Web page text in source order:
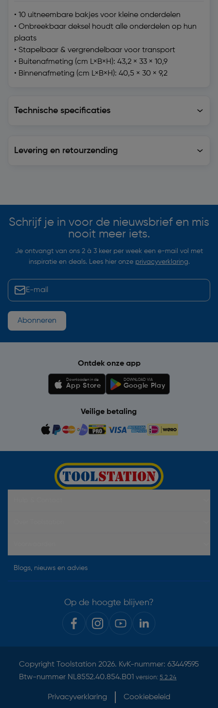
• 10 uitneembare bakjes voor kleine onderdelen
• Onbreekbaar deksel houdt alle onderdelen op hun
plaats
• Stapelbaar & vergrendelbaar voor transport
• Buitenafmeting (cm L×B×H): 43,2 × 33 × 10,9
• Binnenafmeting (cm L×B×H): 40,5 × 30 × 9,2
Technische specificaties
Levering en retourzending
Schrijf je in voor de nieuwsbrief en mis
nooit meer iets.
Je ontvangt van ons 2 à 3 keer per week een e-mail vol met
inspiratie en deals. Lees hier onze privacyverklaring.
Abonneren
Ontdek onze app
Downloaden in de
App Store
DOWNLOAD VIA
Google Play
Veilige betaling
Blogs, nieuws en advies
Op de hoogte blijven?
Copyright Toolstation 2026. KvK-nummer: 63449595
Btw-nummer NL8552.40.854.B01 version: 5.2.24
Privacyverklaring Cookiebeleid